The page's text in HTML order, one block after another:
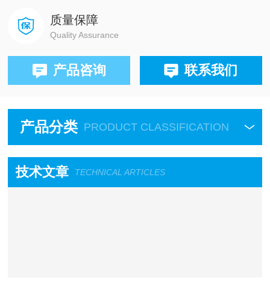
质量保障
Quality Assurance
产品咨询 联系我们
产品分类 PRODUCT CLASSIFICATION
技术文章 TECHNICAL ARTICLES